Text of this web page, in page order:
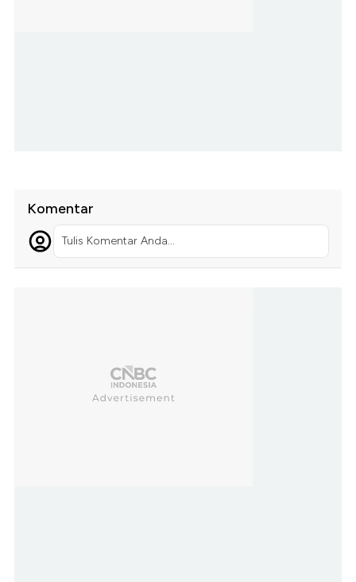
Komentar
Tulis Komentar Anda...